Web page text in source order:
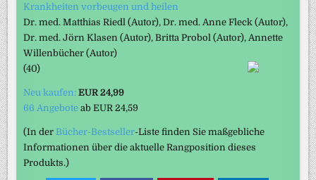
Krankheiten vorbeugen und heilen
Dr. med. Matthias Riedl(Autor), Dr. med. Anne Fleck(Autor),
Dr. med. Jörn Klasen(Autor), Britta Probol(Autor), Annette
Willenbücher(Autor)
(40)
Neu kaufen:EUR 24,99
66 Angebote abEUR 24,59
(In der Bücher-Bestseller-Liste finden Sie maßgebliche
Informationen über die aktuelle Rangposition dieses
Produkts.)